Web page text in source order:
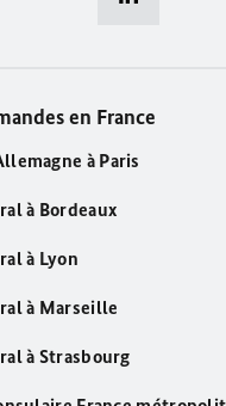
en France
à Paris
à Bordeaux
à Lyon
à Marseille
à Strasbourg